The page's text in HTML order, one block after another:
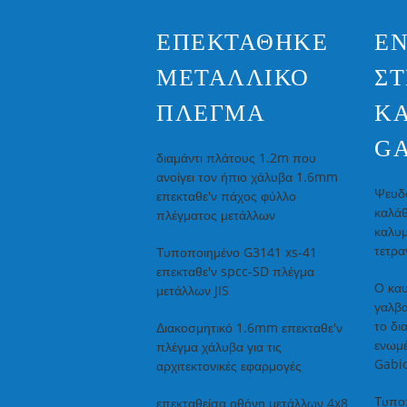
ΕΠΕΚΤΆΘΗΚΕ
ΜΕΤΑΛΛΙΚΌ
ΠΛΈΓΜΑ
διαμάντι πλάτους 1.2m που
ανοίγει τον ήπιο χάλυβα 1.6mm
επεκταθε'ν πάχος φύλλο
πλέγματος μετάλλων
Τυποποιημένο G3141 xs-41
επεκταθε'ν spcc-SD πλέγμα
μετάλλων JIS
Διακοσμητικό 1.6mm επεκταθε'ν
πλέγμα χάλυβα για τις
αρχιτεκτονικές εφαρμογές
επεκταθείσα οθόνη μετάλλων 4x8
Ο
το